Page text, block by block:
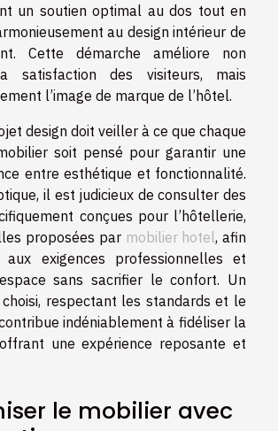
un soutien optimal au dos tout en
au design intérieur de
Cette démarche améliore non
satisfaction des visiteurs, mais
l’image de marque de l’hôtel.
design doit veiller à ce que chaque
soit pensé pour garantir une
entre esthétique et fonctionnalité.
il est judicieux de consulter des
conçues pour l’hôtellerie,
proposées par mobilier hotel, afin
exigences professionnelles et
sans sacrifier le confort. Un
respectant les standards et le
indéniablement à fidéliser la
une expérience reposante et
le mobilier avec